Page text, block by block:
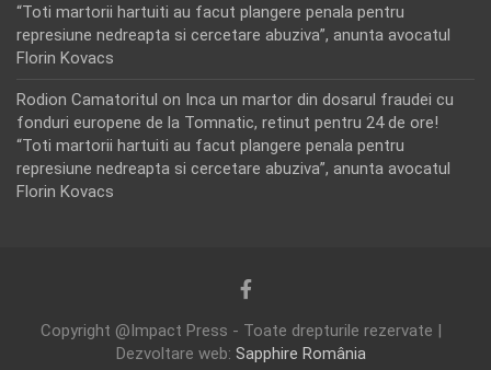
“Toti martorii hartuiti au facut plangere penala pentru
represiune nedreapta si cercetare abuziva”, anunta avocatul
Florin Kovacs
Rodion Camatoritul on Inca un martor din dosarul fraudei cu
fonduri europene de la Tomnatic, retinut pentru 24 de ore!
“Toti martorii hartuiti au facut plangere penala pentru
represiune nedreapta si cercetare abuziva”, anunta avocatul
Florin Kovacs
Copyright @Impact Press - Toate drepturile rezervate |
Dezvoltare web: Sapphire România